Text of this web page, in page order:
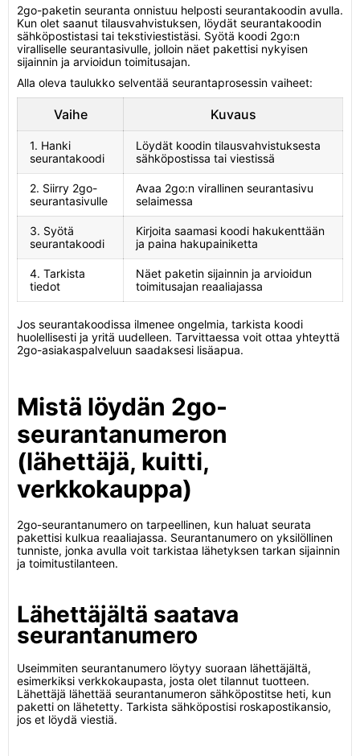
2go-paketin seuranta onnistuu helposti seurantakoodin avulla.
Kun olet saanut tilausvahvistuksen, löydät seurantakoodin
sähköpostistasi tai tekstiviestistäsi. Syötä koodi 2go:n
viralliselle seurantasivulle, jolloin näet pakettisi nykyisen
sijainnin ja arvioidun toimitusajan.
Alla oleva taulukko selventää seurantaprosessin vaiheet:
Vaihe Kuvaus
1. Hanki
seurantakoodi
Löydät koodin tilausvahvistuksesta
sähköpostissa tai viestissä
2. Siirry 2go-
seurantasivulle
Avaa 2go:n virallinen seurantasivu
selaimessa
3. Syötä
seurantakoodi
Kirjoita saamasi koodi hakukenttään
ja paina hakupainiketta
4. Tarkista
tiedot
Näet paketin sijainnin ja arvioidun
toimitusajan reaaliajassa
Jos seurantakoodissa ilmenee ongelmia, tarkista koodi
huolellisesti ja yritä uudelleen. Tarvittaessa voit ottaa yhteyttä
2go-asiakaspalveluun saadaksesi lisäapua.
Mistä löydän 2go-
seurantanumeron
(lähettäjä, kuitti,
verkkokauppa)
2go-seurantanumero on tarpeellinen, kun haluat seurata
pakettisi kulkua reaaliajassa. Seurantanumero on yksilöllinen
tunniste, jonka avulla voit tarkistaa lähetyksen tarkan sijainnin
ja toimitustilanteen.
Lähettäjältä saatava
seurantanumero
Useimmiten seurantanumero löytyy suoraan lähettäjältä,
esimerkiksi verkkokaupasta, josta olet tilannut tuotteen.
Lähettäjä lähettää seurantanumeron sähköpostitse heti, kun
paketti on lähetetty. Tarkista sähköpostisi roskapostikansio,
jos et löydä viestiä.